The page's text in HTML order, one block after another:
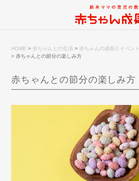
HOME > 赤ちゃんとの生活 > 赤ちゃんの成長とイベント
>赤ちゃんとの節分の楽しみ方
赤ちゃんとの節分の楽しみ方